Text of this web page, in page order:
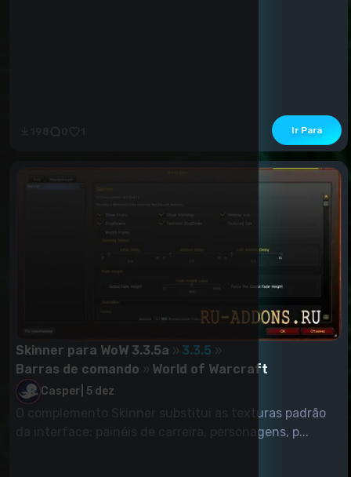
Ir Para
Skinner para WoW 3.3.5a
3.3.5
Barras de comando
World of Warcraft
Casper 5 dez
O complemento Skinner substitui as texturas padrão
da interface: painéis de carreira, personagens, p...